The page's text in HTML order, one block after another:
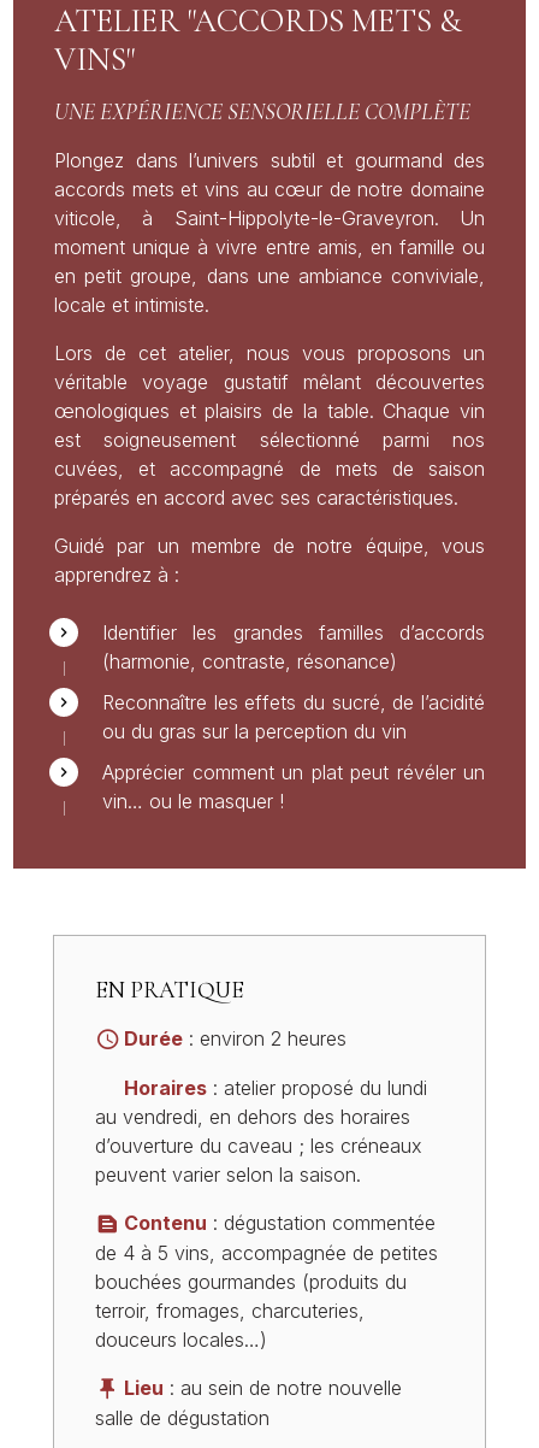
ATELIER "ACCORDS METS &
VINS"
UNE EXPÉRIENCE SENSORIELLE COMPLÈTE
Plongez dans l’univers subtil et gourmand des
accords mets et vins au cœur de notre domaine
viticole, à Saint-Hippolyte-le-Graveyron. Un
moment unique à vivre entre amis, en famille ou
en petit groupe, dans une ambiance conviviale,
locale et intimiste.
Lors de cet atelier, nous vous proposons un
véritable voyage gustatif mêlant découvertes
œnologiques et plaisirs de la table. Chaque vin
est soigneusement sélectionné parmi nos
cuvées, et accompagné de mets de saison
préparés en accord avec ses caractéristiques.
Guidé par un membre de notre équipe, vous
apprendrez à :
Identifier les grandes familles d’accords
(harmonie, contraste, résonance)
Reconnaître les effets du sucré, de l’acidité
ou du gras sur la perception du vin
Apprécier comment un plat peut révéler un
vin… ou le masquer !
EN PRATIQUE
Durée : environ 2 heures
Horaires : atelier proposé du lundi
au vendredi, en dehors des horaires
d’ouverture du caveau ; les créneaux
peuvent varier selon la saison.
Contenu : dégustation commentée
de 4 à 5 vins, accompagnée de petites
bouchées gourmandes (produits du
terroir, fromages, charcuteries,
douceurs locales…)
Lieu : au sein de notre nouvelle
salle de dégustation